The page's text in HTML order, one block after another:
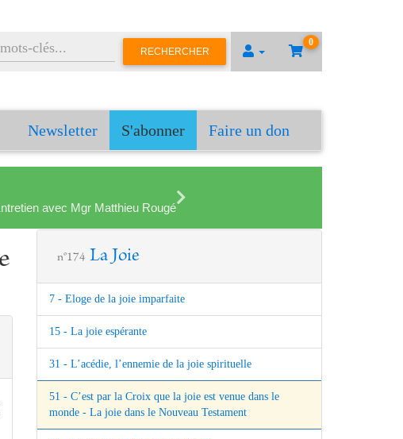
0
RECHERCHER
Newsletter S'abonner Faire un don
avec Mgr Matthieu Rougé
n°174 La Joie
7 - Eloge de la joie imparfaite
15 - La joie espérante
31 - L’acédie, l’ennemie de la joie spirituelle
51 - C’est par la Croix que la joie est venue dans le
monde - La joie dans le Nouveau Testament